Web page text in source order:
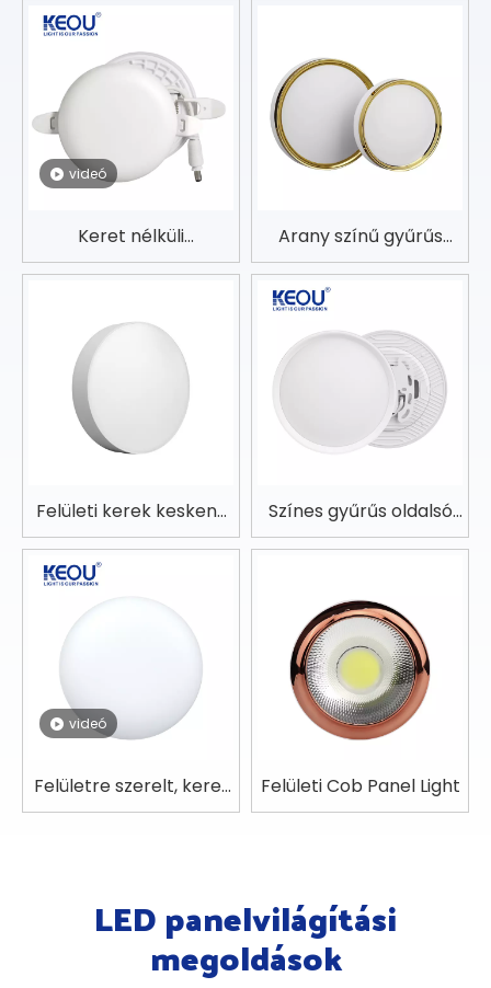
videó
Keret nélküli
süllyesztett LED
Arany színű gyűrűs
felületre szerelt
panellámpa
Felületi kerek keskeny
élű panelfény
Színes gyűrűs oldalsó
lámpa, felületre szerelt
videó
Felületre szerelt, keret
nélküli LED panellámpa
Felületi Cob Panel Light
LED panelvilágítási
megoldások